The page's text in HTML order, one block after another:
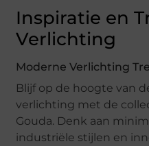
Inspiratie en
Verlichting
Moderne Verlichting
Blijf op de hoogte van
verlichting met de
Gouda. Denk aan
industriële stijlen en